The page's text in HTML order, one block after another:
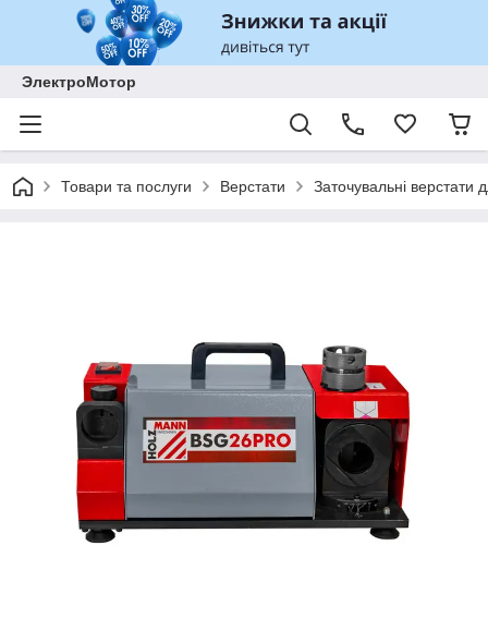
ЭлектроМотор
Товари та послуги Верстати Заточувальні верстати